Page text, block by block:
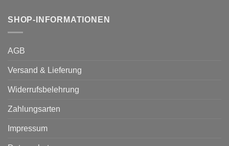
SHOP-INFORMATIONEN
AGB
Versand & Lieferung
Widerrufsbelehrung
Zahlungsarten
Impressum